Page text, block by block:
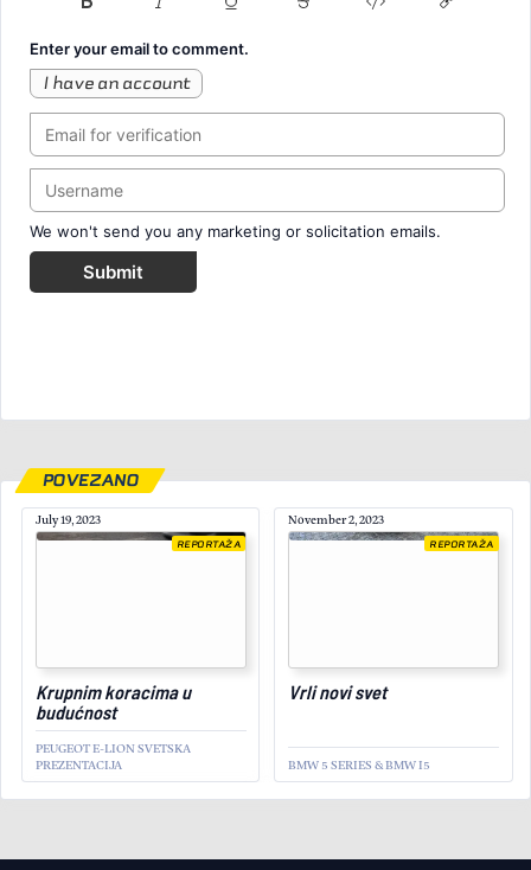
Enter your email to comment.
I have an account
We won't send you any marketing or solicitation emails.
Submit
POVEZANO
July 19, 2023
Krupnim koracima u
budućnost
PEUGEOT E-LION SVETSKA
PREZENTACIJA
REPORTAŽA
November 2, 2023
Vrli novi svet
BMW 5 SERIES & BMW I5
REPORTAŽA